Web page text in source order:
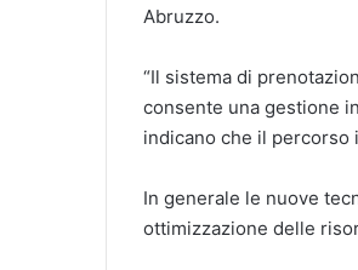
Abruzzo.
“Il sistema di
consente una gestione
indicano che il
In generale le nuove
ottimizzazione delle